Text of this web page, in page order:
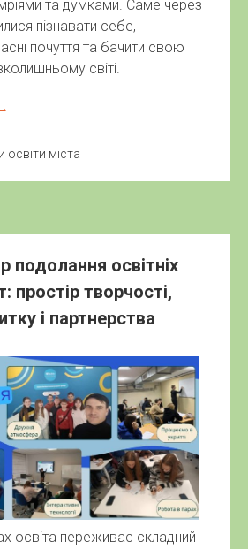
та думками. Саме через
пізнавати себе,
почуття та бачити свою
світі.
освіти міста
подолання освітніх
простір творчості,
і партнерства
освіта переживає складний